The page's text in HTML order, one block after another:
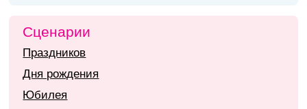
Сценарии
Праздников
Дня рождения
Юбилея